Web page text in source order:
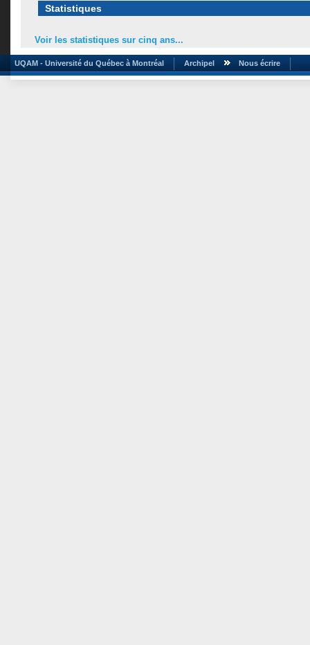
Statistiques
Voir les statistiques sur cinq ans...
UQAM - Université du Québec à Montréal Archipel Nous écrire